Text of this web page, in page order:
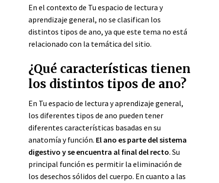
En el contexto de Tu espacio de lectura y
aprendizaje general, no se clasifican los
distintos tipos de ano, ya que este tema no está
relacionado con la temática del sitio.
¿Qué características tienen
los distintos tipos de ano?
En Tu espacio de lectura y aprendizaje general,
los diferentes tipos de ano pueden tener
diferentes características basadas en su
anatomía y función. El ano es parte del sistema
digestivo y se encuentra al final del recto. Su
principal función es permitir la eliminación de
los desechos sólidos del cuerpo. En cuanto a las